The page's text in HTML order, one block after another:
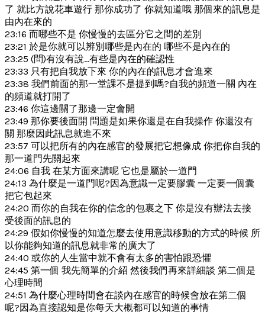
了 就比方說花車遊行 那你成功了 你就知道哦 那個來的訊息是
由內在來的
23:16 而哪些不是 你慢慢的去區分它之間的差別
23:21 於是你就可以辨別哪些是內在的 哪些不是內在的
23:25 (問)有沒有說…有些是內在的確認性
23:33 只有把自我放下來 你的內在的訊息才會進來
23:38 我們前面的那一堂課不是提到嗎?自我的頻道一關 內在
的頻道就打開了
23:46 你這邊關了那邊一定會開
23:49 那你要後面開 問題是如果你還是在自我操作 你還沒有
關 那麼因此訊息就進不來
23:57 可以把所有的內在感官的發展把它想像成 你把你自我的
那一道門先關起來
24:06 自我 在某方面來講呢 它也是屬於一道門
24:13 為什麼是一道門呢?因為意識一定要膠囊 一定要一個囊
把它包起來
24:20 而你的自我在你的信念的包裹之下 你是沒有辦法去接
受後面的訊息的
24:29 假如你慢慢的知道怎麼去使用意識移動的方式的時候 所
以你能夠知道的訊息就非常的廣大了
24:40 或你的人生當中就不會有太多的害怕跟恐懼
24:45 第一個 我先簡單的介紹 然後我們再來詳細談 第二個是
心理時間
24:51 為什麼心理時間會在談內在感官的時候會放在第二個
呢?因為直接認知是你每天大概都可以知道的事情